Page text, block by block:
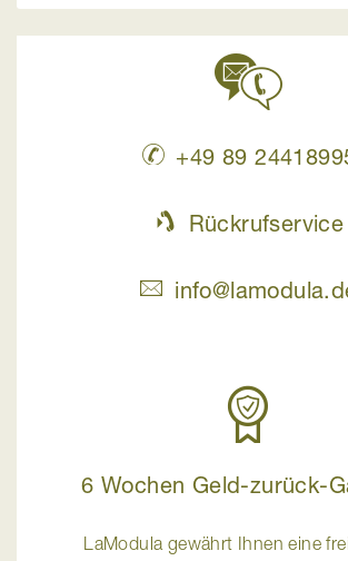
+49 89
Rückrufservice
6 Wochen Geld-zurück-
LaModula gewährt Ihnen eine